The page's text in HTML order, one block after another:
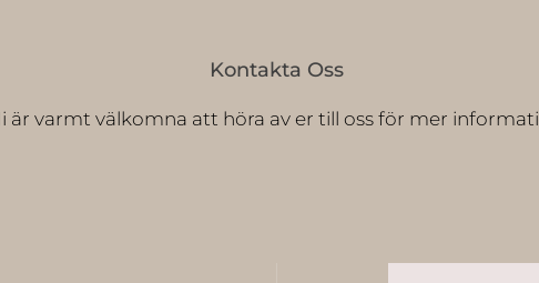
Kontakta Oss
är varmt välkomna att höra av er till oss för mer